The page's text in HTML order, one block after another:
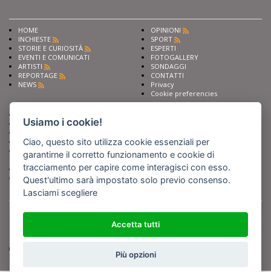
HOME
INCHIESTE
STORIE E CURIOSITÀ
EVENTI E COMUNICATI
ARTISTI
REPORTAGE
NEWS
OPINIONI
SPORT
ESPERTI
FOTOGALLERY
SONDAGGI
CONTATTI
Privacy
Cookie preferencies
Scrivi alla redazione
Sostieni Barinedita
Iscriviti al nostro corso di
giornalismo
Compra i nostri libri
Entra in Barinedita Map
Powered byNetboom
BARIREPORT s.a.s., Partita IVA 07355350724
Copyright BARIREPORT s.a.s. All rights reserved - Tutte le fotografie recanti il
logo di Barinedita sono state commissionate da BARIREPORT s.a.s. che ne
detiene i Diritti d'Autore e sono state prodotte nell'anno 2012 e seguenti
(tranne che non vi sia uno specifico anno di scatto riportato)
Usiamo i cookie!
Ciao, questo sito utilizza cookie essenziali per
garantirne il corretto funzionamento e cookie di
tracciamento per capire come interagisci con esso.
Quest'ultimo sarà impostato solo previo consenso.
Lasciami scegliere
Accetta tutti
Più opzioni